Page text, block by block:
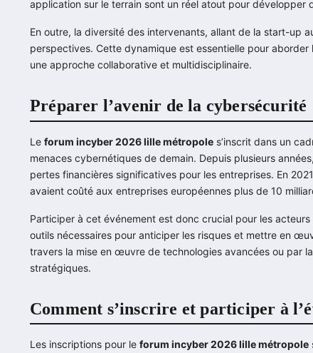
application sur le terrain sont un réel atout pour développer
En outre, la diversité des intervenants, allant de la start-up
perspectives. Cette dynamique est essentielle pour
une approche collaborative et multidisciplinaire.
Préparer l’avenir de la cybersécurité
Le forum incyber 2026 lille métropole s’inscrit dans un
menaces cybernétiques de demain. Depuis plusieurs
pertes financières significatives pour les entreprises. En
avaient coûté aux entreprises européennes plus de 10
Participer à cet événement est donc crucial pour les
outils nécessaires pour anticiper les risques et mettre en
travers la mise en œuvre de technologies avancées ou par
stratégiques.
Comment s’inscrire et participer à
Les inscriptions pour le forum incyber 2026 lille métropole